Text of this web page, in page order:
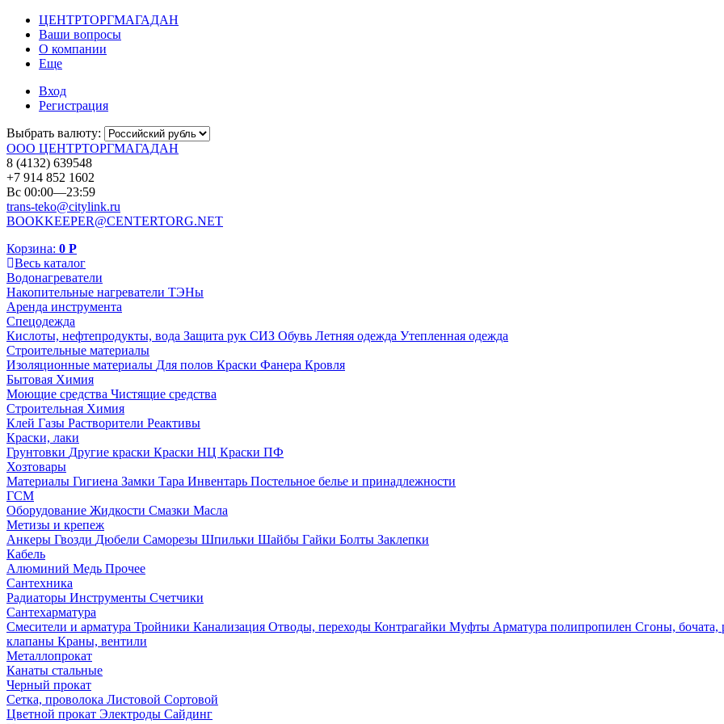
ЦЕНТРТОРГМАГАДАН
Ваши вопросы
О компании
Еще
Вход
Регистрация
Выбрать валюту:
ООО ЦЕНТРТОРГМАГАДАН
8 (4132) 639548
+7 914 852 1602
Вс 00:00—23:59
trans-teko@citylink.ru
BOOKKEEPER@CENTERTORG.NET
Корзина: 0 Р
Весь каталог
Водонагреватели
Накопительные нагреватели ТЭНы
Аренда инструмента
Спецодежда
Кислоты, нефтепродукты, вода Защита рук СИЗ Обувь Летняя одежда Утепленная одежда
Строительные материалы
Изоляционные материалы Для полов Краски Фанера Кровля
Бытовая Химия
Моющие средства Чистящие средства
Строительная Химия
Клей Газы Растворители Реактивы
Краски, лаки
Грунтовки Другие краски Краски НЦ Краски ПФ
Хозтовары
Материалы Гигиена Замки Тара Инвентарь Постельное белье и принадлежности
ГСМ
Оборудование Жидкости Смазки Масла
Метизы и крепеж
Анкеры Гвозди Дюбели Саморезы Шпильки Шайбы Гайки Болты Заклепки
Кабель
Алюминий Медь Прочее
Сантехника
Радиаторы Инструменты Счетчики
Сантехарматура
Смесители и арматура Тройники Канализация Отводы, переходы Контрагайки Муфты Арматура полипропилен Сгоны, бочата,
клапаны Краны, вентили
Металлопрокат
Канаты стальные
Черный прокат
Сетка, проволока Листовой Сортовой
Цветной прокат Электроды Сайдинг